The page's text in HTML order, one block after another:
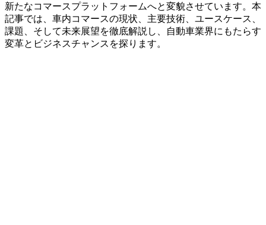
新たなコマースプラットフォームへと変貌させています。本
記事では、車内コマースの現状、主要技術、ユースケース、
課題、そして未来展望を徹底解説し、自動車業界にもたらす
変革とビジネスチャンスを探ります。